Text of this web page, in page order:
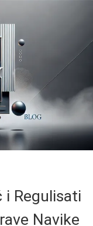
i Regulisati
Navike